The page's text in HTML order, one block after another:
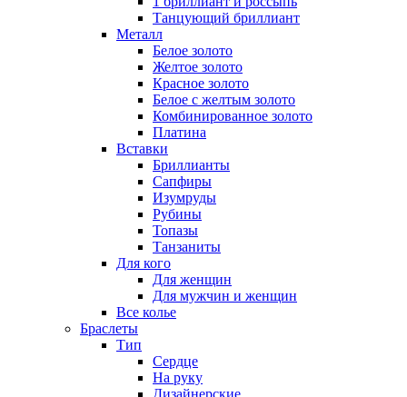
Танцующий бриллиант
Металл
Белое золото
Желтое золото
Красное золото
Белое с желтым золото
Комбинированное золото
Платина
Вставки
Бриллианты
Сапфиры
Изумруды
Рубины
Топазы
Танзаниты
Для кого
Для женщин
Для мужчин и женщин
Все колье
Браслеты
Тип
Сердце
На руку
Дизайнерские